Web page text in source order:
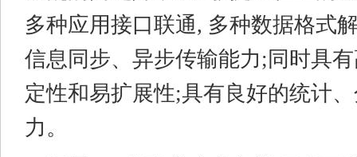
多种应用接口联通, 多种数据格式
信息同步、异步传输能力;同时具
定性和易扩展性;具有良好的统计
力。